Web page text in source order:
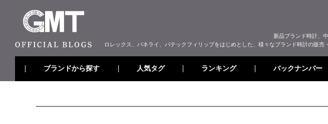
新品ブランド時計、
ロレックス、パネライ、パテックフィリップをはじめとした、様々なブランド時計の販売
ブランドから探す 人気タグ ランキング バックナンバー